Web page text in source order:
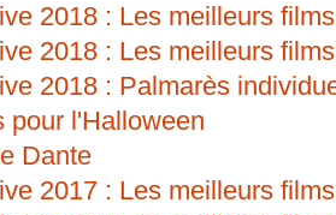
2018 : Les meilleurs
2018 : Les meilleurs
2018 : Palmarès
pour l'Halloween
Dante
2017 : Les meilleurs